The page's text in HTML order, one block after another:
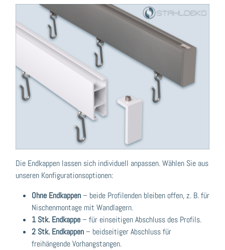
Die Endkappen lassen sich individuell anpassen. Wählen Sie aus
unseren Konfigurationsoptionen:
Ohne Endkappen– beide Profilenden bleiben offen, z. B. für
Nischenmontage mit Wandlagern.
1 Stk. Endkappe– für einseitigen Abschluss des Profils.
2 Stk. Endkappen– beidseitiger Abschluss für
freihängende Vorhangstangen.